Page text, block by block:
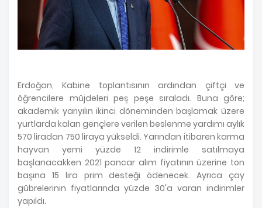
Erdoğan, Kabine toplantısının ardından çiftçi ve
öğrencilere müjdeleri peş peşe sıraladı. Buna göre;
akademik yarıyılın ikinci döneminden başlamak üzere
yurtlarda kalan gençlere verilen beslenme yardımı aylık
570 liradan 750 liraya yükseldi. Yarından itibaren karma
hayvan yemi yüzde 12 indirimle satılmaya
başlanacakken 2021 pancar alım fiyatının üzerine ton
başına 15 lira prim desteği ödenecek. Ayrıca çay
gübrelerinin fiyatlarında yüzde 30'a varan indirimler
yapıldı.